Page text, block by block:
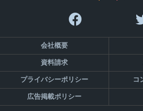
会社概要
資料請求
プライバシーポリシー コ
広告掲載ポリシー